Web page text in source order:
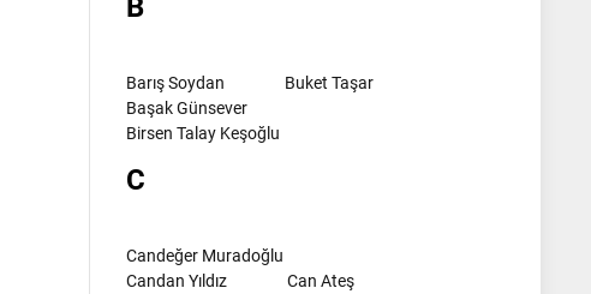
B
Barış Soydan
Buket Taşar
Başak Günsever
Birsen Talay Keşoğlu
C
Candeğer Muradoğlu
Candan Yıldız
Can Ateş